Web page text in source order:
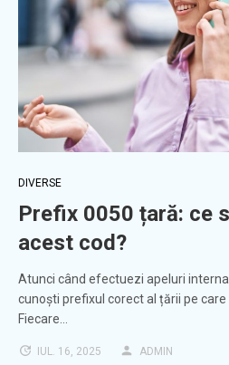
DIVERSE
Prefix 0050 țară: ce
acest cod?
Atunci când efectuezi apeluri
cunoști prefixul corect al țării pe care
Fiecare…
IUL. 16, 2025 ADMIN